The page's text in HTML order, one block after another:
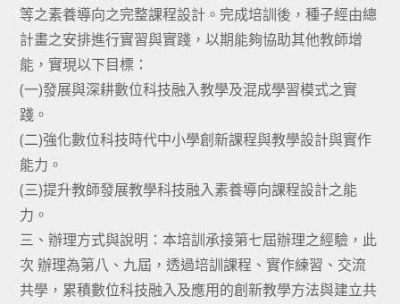
等之素養導向之完整課程設計。完成培訓後，種子經由總
計畫之安排進行實習與實踐，以期能夠協助其他教師增
能，實現以下目標：
(一)發展與深耕數位科技融入教學及混成學習模式之實
踐。
(二)強化數位科技時代中小學創新課程與教學設計與實作
能力。
(三)提升教師發展教學科技融入素養導向課程設計之能
力。
三、辦理方式與說明：本培訓承接第七屆辦理之經驗，此
次 辦理為第八、九屆，透過培訓課程、實作練習、交流
共學，累積數位科技融入及應用的創新教學方法與建立共